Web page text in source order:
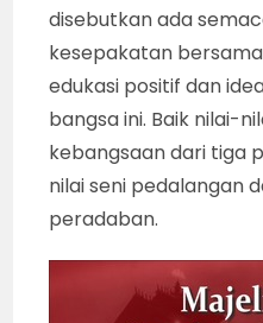
sumbernya, maupun
penampilannya.
Undangan
Serangkai Profesor”
merupakan sebuah
kepercayaan luar
disebutkan ada
kesepakatan
edukasi positif dan